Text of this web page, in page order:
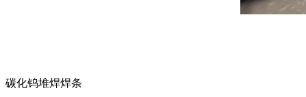
碳化钨堆焊焊条